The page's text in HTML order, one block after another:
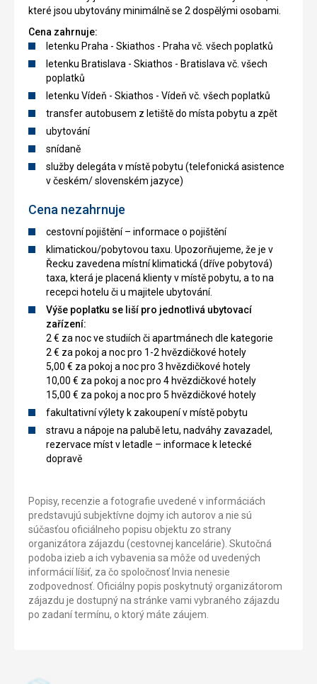
které jsou ubytovány minimálně se 2 dospělými osobami.
Cena zahrnuje:
letenku Praha - Skiathos - Praha vč. všech poplatků
letenku Bratislava - Skiathos - Bratislava vč. všech
poplatků
letenku Vídeň - Skiathos - Vídeň vč. všech poplatků
transfer autobusem z letiště do místa pobytu a zpět
ubytování
snídaně
služby delegáta v místě pobytu (telefonická asistence
v českém/ slovenském jazyce)
Cena nezahrnuje
cestovní pojištění – informace o pojištění
klimatickou/pobytovou taxu. Upozorňujeme, že je v
Řecku zavedena místní klimatická (dříve pobytová)
taxa, která je placená klienty v místě pobytu, a to na
recepci hotelu či u majitele ubytování.
Výše poplatku se liší pro jednotlivá ubytovací
zařízení:
2 € za noc ve studiích či apartmánech dle kategorie
2 € za pokoj a noc pro 1-2 hvězdičkové hotely
5,00 € za pokoj a noc pro 3 hvězdičkové hotely
10,00 € za pokoj a noc pro 4 hvězdičkové hotely
15,00 € za pokoj a noc pro 5 hvězdičkové hotely
fakultativní výlety k zakoupení v místě pobytu
stravu a nápoje na palubě letu, nadváhy zavazadel,
rezervace míst v letadle – informace k letecké
dopravě
Popisy, recenzie a fotografie uvedené v informáciách
predstavujú subjektívne dojmy ich autorov a nie sú
súčasťou oficiálneho popisu objektu zo strany
organizátora zájazdu (cestovnej kancelárie). Skutočná
podoba izieb a ich vybavenia sa môže od uvedených
informácií líšiť, za čo spoločnosť Invia nenesie
zodpovednosť. Oficiálny popis poskytnutý organizátorom
zájazdu je dostupný na stránke vami vybraného zájazdu
po zadaní termínu, o ktorý máte záujem.